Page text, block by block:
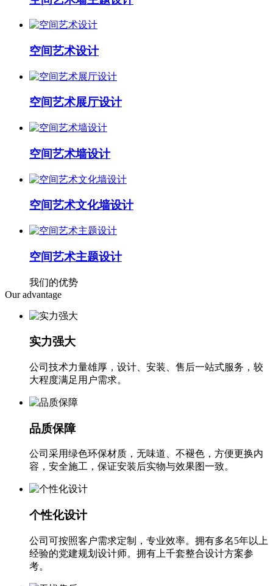
空间艺术设计
空间艺术展厅设计
空间艺术墙设计
空间艺术文化墙设计
空间艺术主题设计
我们的优势
Our advantage
实力强大
公司技术力量雄厚，设计、安装、售后一站式服务，较
大程度满足用户需求。
品质保障
公司采用绿色环保材质，无味道、不褪色，方便更换内
容，安全施工，保证安装后实物与效果图一致。
个性化设计
公司可按照客户需求定制，专业效率。拥有多名5年以上
经验的党建规划设计师。拥有上千套整合设计方案参
考。